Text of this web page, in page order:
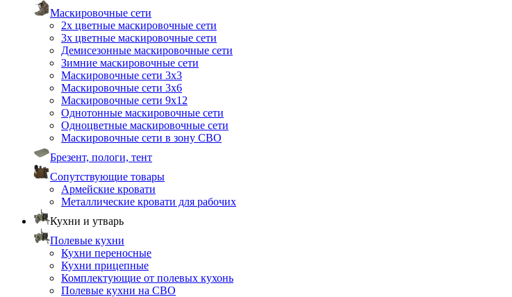
Маскировочные сети
2х цветные маскировочные сети
3х цветные маскировочные сети
Демисезонные маскировочные сети
Зимние маскировочные сети
Маскировочные сети 3х3
Маскировочные сети 3х6
Маскировочные сети 9х12
Однотонные маскировочные сети
Одноцветные маскировочные сети
Маскировочные сети в зону СВО
Брезент, пологи, тент
Сопутствующие товары
Армейские кровати
Металлические кровати для рабочих
Кухни и утварь
Полевые кухни
Кухни переносные
Кухни прицепные
Комплектующие от полевых кухонь
Полевые кухни на СВО